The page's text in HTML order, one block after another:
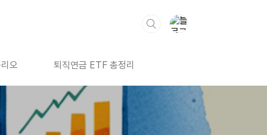
오 퇴직연금 ETF 총정리